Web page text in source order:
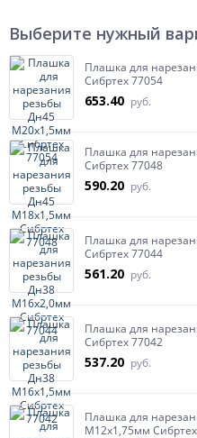
Выберите нужный
Плашка для
Сибртех 77054
653.40 руб.
Плашка для
Сибртех 77048
590.20 руб.
Плашка для
Сибртех 77044
561.20 руб.
Плашка для
Сибртех 77042
537.20 руб.
Плашка для
М12х1,75мм